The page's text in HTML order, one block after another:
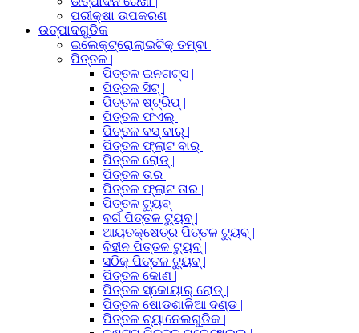
ପରୀକ୍ଷା ଉପକରଣ
ଉତ୍ପାଦଗୁଡିକ
ଇଲେକ୍ଟ୍ରୋଲାଇଟିକ୍ ତମ୍ବା |
ପିତ୍ତଳ |
ପିତ୍ତଳ ଇନଗଟ୍ସ |
ପିତ୍ତଳ ସିଟ୍ |
ପିତ୍ତଳ ଷ୍ଟ୍ରିପ୍ |
ପିତ୍ତଳ ଫଏଲ୍ |
ପିତ୍ତଳ ବସ୍ ବାର୍ |
ପିତ୍ତଳ ଫ୍ଲାଟ ବାର୍ |
ପିତ୍ତଳ ରୋଡ୍ |
ପିତ୍ତଳ ତାର |
ପିତ୍ତଳ ଫ୍ଲାଟ ତାର |
ପିତ୍ତଳ ଟ୍ୟୁବ୍ |
ବର୍ଗ ପିତ୍ତଳ ଟ୍ୟୁବ୍ |
ଆୟତକ୍ଷେତ୍ର ପିତ୍ତଳ ଟ୍ୟୁବ୍ |
ବିହୀନ ପିତ୍ତଳ ଟ୍ୟୁବ୍ |
ସଠିକ୍ ପିତ୍ତଳ ଟ୍ୟୁବ୍ |
ପିତ୍ତଳ କୋଣ |
ପିତ୍ତଳ ସ୍କୋୟାର୍ ରୋଡ୍ |
ପିତ୍ତଳ ଷୋଡଶାଳିଆ ଦଣ୍ଡ |
ପିତ୍ତଳ ଚ୍ୟାନେଲଗୁଡିକ |